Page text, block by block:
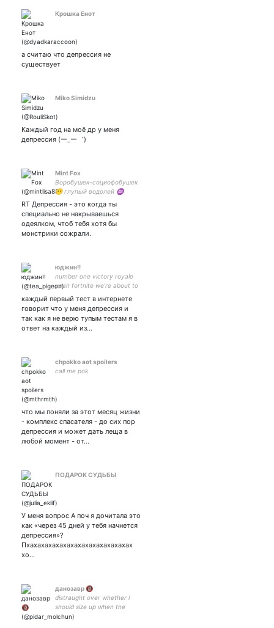
Крошка Енот
а считаю что депрессия не
существует
Miko Simidzu
Каждый год на моё др у меня
депрессия (ー_ー゛)
Mint Fox
Воробушек-социофобушек
😶 глупый водолей ♒
мультифандомщик 🤔
RT Депрессия - это когда ты
специально не накрываешься
одеялком, чтоб тебя хотя бы
монстрики сожрали.
юджин!!
number one victory royale
yeah fortnite we're about to
каждый первый тест в интернете
говорит что у меня депрессия и
так как я не верю тупым тестам я в
ответ на каждый из…
chpokko aot spoilers
call me pok
что мы поняли за этот месяц жизни
- комплекс спасателя - до сих пор
депрессия и может дать леща в
любой момент - от…
ПОДАРОК СУДЬБЫ
У меня вопрос А поч я дочитала это
как «через 45 дней у тебя начнется
депрессия»?
Пхахахахахахахахахахахахахахах
хо…
данозавр 🔞
distraught over whether i
should size up when the
model is 6’3 in a medium